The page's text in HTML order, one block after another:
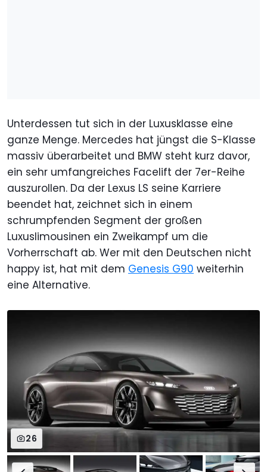
Unterdessen tut sich in der Luxusklasse eine
ganze Menge. Mercedes hat jüngst die S-Klasse
massiv überarbeitet und BMW steht kurz davor,
ein sehr umfangreiches Facelift der 7er-Reihe
auszurollen. Da der Lexus LS seine Karriere
beendet hat, zeichnet sich in einem
schrumpfenden Segment der großen
Luxuslimousinen ein Zweikampf um die
Vorherrschaft ab. Wer mit den Deutschen nicht
happy ist, hat mit dem Genesis G90 weiterhin
eine Alternative.
26